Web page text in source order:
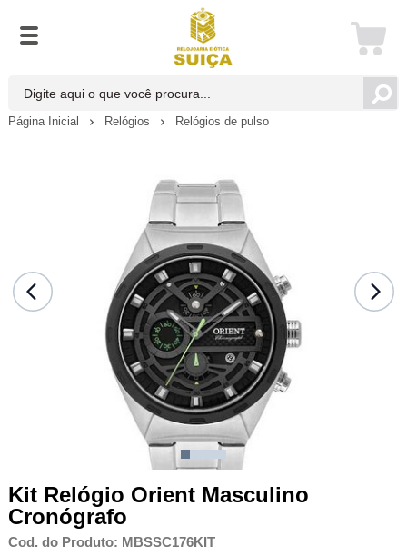
Página Inicial Relógios Relógios de pulso
Kit Relógio Orient Masculino
Cronógrafo
Cod. do Produto: MBSSC176KIT